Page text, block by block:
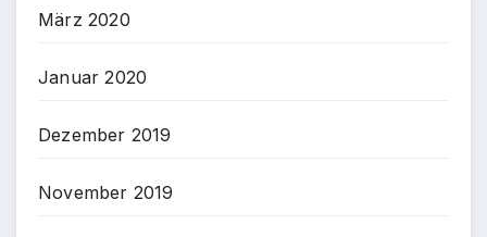
März 2020
Januar 2020
Dezember 2019
November 2019